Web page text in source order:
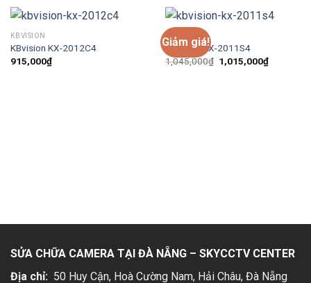
KBVISION
KBvision KX-2012C4
915,000₫
Giảm giá!
KBVISION
KBvision KX-2011S4
1,045,000₫ Giá
gốc
1,015,000₫Giá
hiện
SỬA CHỮA CAMERA TẠI ĐÀ NẴNG – SKYCCTV CENTER
Địa chỉ: 50 Huy Cận, Hoà Cường Nam, Hải Châu, Đà Nẵng